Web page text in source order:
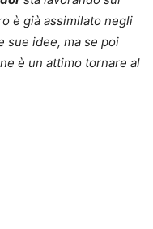
è già assimilato negli
sue idee, ma se poi
è un attimo tornare al